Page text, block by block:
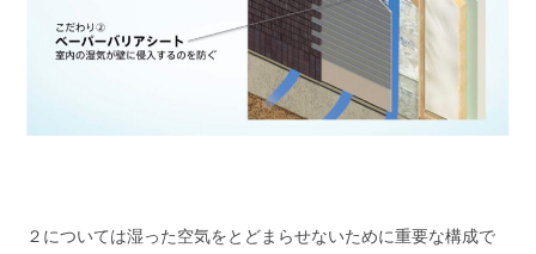
２については湿った空気をとどまらせないために重要な構成で